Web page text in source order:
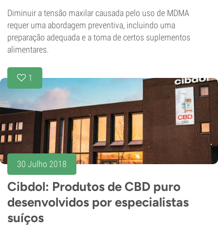
Diminuir a tensão maxilar causada pelo uso de MDMA
requer uma abordagem preventiva, incluindo uma
preparação adequada e a toma de certos suplementos
alimentares.
1
30 Julho 2018
Cibdol: Produtos de CBD puro
desenvolvidos por especialistas
suíços